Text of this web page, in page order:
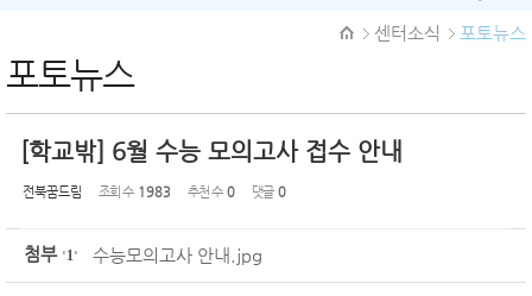
센터소식
포토뉴스
포토뉴스
[학교밖] 6월 수능 모의고사 접수 안내
전북꿈드림 조회 수 1983 추천 수 0 댓글 0
첨부 '1' 수능모의고사 안내.jpg
스케치북5